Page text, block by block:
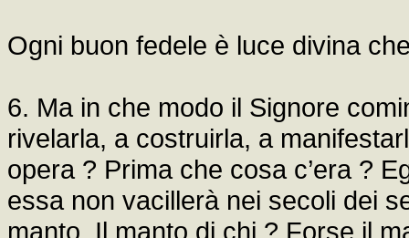
Ogni buon fedele è luce divina
6. Ma in che modo il Signore
rivelarla, a costruirla, a
opera ? Prima che cosa c’era ?
essa non vacillerà nei secoli dei
manto. Il manto di chi ? Forse il